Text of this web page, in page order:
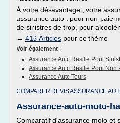
À votre désavantage , votre
assurance auto : pour non-
de sinistres de trop, pour
→ 416 Articles pour ce thème
Voir également :
Assurance Auto Resilie Pour
Assurance Auto Resilie Pour Non
Assurance Auto Tours
COMPARER DEVIS ASSURANCE
Assurance-auto-moto-
Comparatif d'assurance moto et